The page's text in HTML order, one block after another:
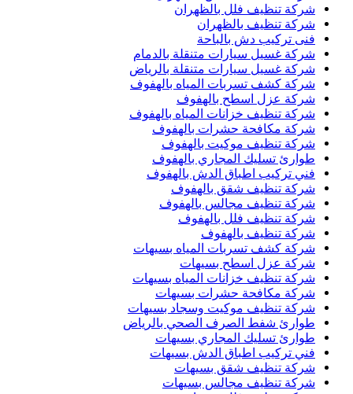
شركة تنظيف فلل بالظهران
شركة تنظيف بالظهران
فنى تركيب دش بالباحة
شركة غسيل سيارات متنقلة بالدمام
شركة غسيل سيارات متنقلة بالرياض
شركة كشف تسربات المياه بالهفوف
شركة عزل اسطح بالهفوف
شركة تنظيف خزانات المياه بالهفوف
شركة مكافحة حشرات بالهفوف
شركة تنظيف موكيت بالهفوف
طوارئ تسليك المجاري بالهفوف
فني تركيب اطباق الدش بالهفوف
شركة تنظيف شقق بالهفوف
شركة تنظيف مجالس بالهفوف
شركة تنظيف فلل بالهفوف
شركة تنظيف بالهفوف
شركة كشف تسربات المياه بسيهات
شركة عزل اسطح بسيهات
شركة تنظيف خزانات المياه بسيهات
شركة مكافحة حشرات بسيهات
شركة تنظيف موكيت وسجاد بسيهات
طوارئ شفط الصرف الصحي بالرياض
طوارئ تسليك المجاري بسيهات
فني تركيب اطباق الدش بسيهات
شركة تنظيف شقق بسيهات
شركة تنظيف مجالس بسيهات